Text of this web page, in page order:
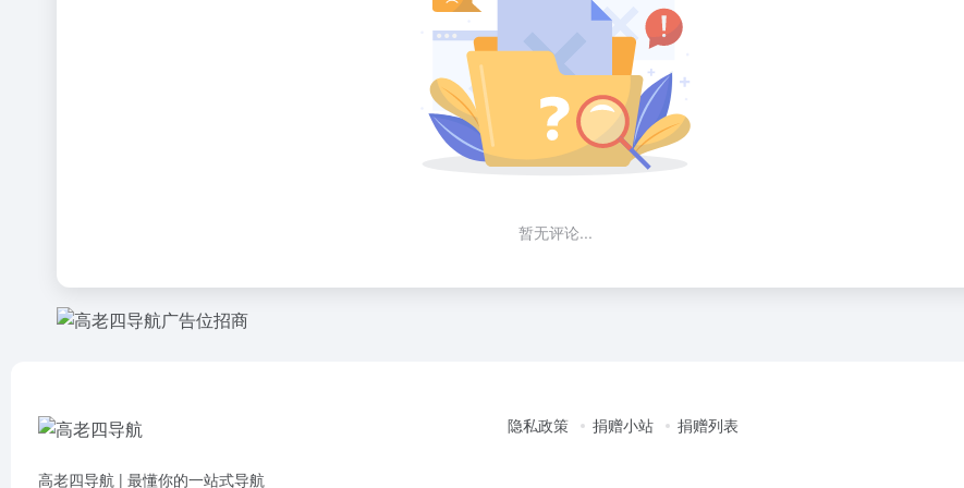
暂无评论...
高老四导航 | 最懂你的一站式导航
隐私政策 捐赠小站 捐赠列表